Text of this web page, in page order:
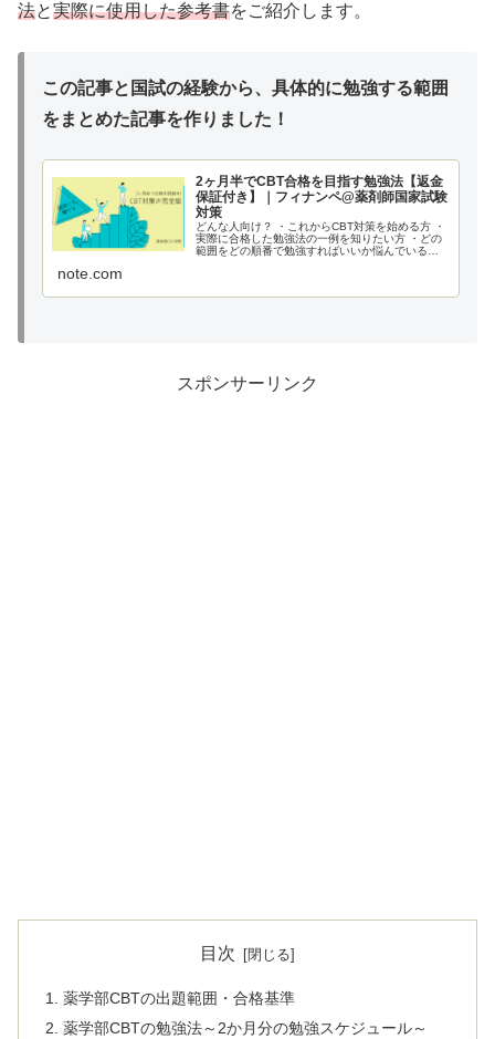
法と実際に使用した参考書をご紹介します。
この記事と国試の経験から、具体的に勉強する範囲
をまとめた記事を作りました！
2ヶ月半でCBT合格を目指す勉強法【返金
保証付き】｜フィナンペ@薬剤師国家試験
対策
どんな人向け？ ・これからCBT対策を始める方 ・
実際に合格した勉強法の一例を知りたい方 ・どの
範囲をどの順番で勉強すればいいか悩んでいる方
て？ 購入後、内容にご満足いただけな...
note.com
スポンサーリンク
目次
薬学部CBTの出題範囲・合格基準
薬学部CBTの勉強法～2か月分の勉強スケジュール～